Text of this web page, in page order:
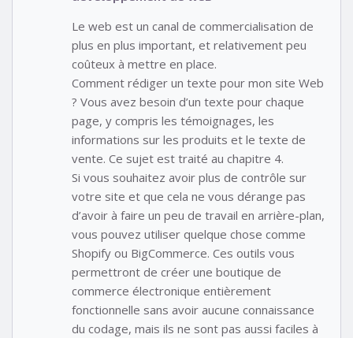
Le web est un canal de commercialisation de
plus en plus important, et relativement peu
coûteux à mettre en place.
Comment rédiger un texte pour mon site Web
? Vous avez besoin d’un texte pour chaque
page, y compris les témoignages, les
informations sur les produits et le texte de
vente. Ce sujet est traité au chapitre 4.
Si vous souhaitez avoir plus de contrôle sur
votre site et que cela ne vous dérange pas
d’avoir à faire un peu de travail en arrière-plan,
vous pouvez utiliser quelque chose comme
Shopify ou BigCommerce. Ces outils vous
permettront de créer une boutique de
commerce électronique entièrement
fonctionnelle sans avoir aucune connaissance
du codage, mais ils ne sont pas aussi faciles à